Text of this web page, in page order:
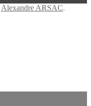
Alexandre ARSAC.